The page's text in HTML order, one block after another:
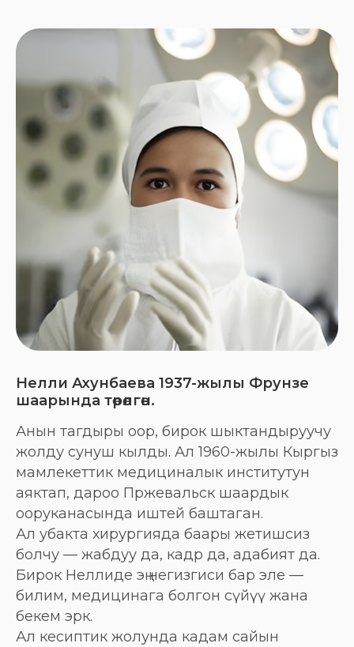
Нелли Ахунбаева 1937-жылы Фрунзе
шаарында төрөлгөн.
Анын тагдыры оор, бирок шыктандыруучу
жолду сунуш кылды. Ал 1960-жылы Кыргыз
мамлекеттик медициналык институтун
аяктап, дароо Пржевальск шаардык
ооруканасында иштей баштаган.
Ал убакта хирургияда баары жетишсиз
болчу — жабдуу да, кадр да, адабият да.
Бирок Неллиде эң негизгиси бар эле —
билим, медицинага болгон сүйүү жана
бекем эрк.
Ал кесиптик жолунда кадам сайын